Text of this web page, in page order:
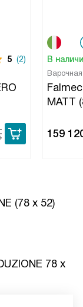
5 (2) В
MATT
159
(78 х 52)
78 х